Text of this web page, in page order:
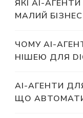
ЯКІ AI-
МАЛИЙ БІЗНЕС
ЧОМУ AI-
НІШЕЮ ДЛЯ
AI-АГЕНТИ
ЩО